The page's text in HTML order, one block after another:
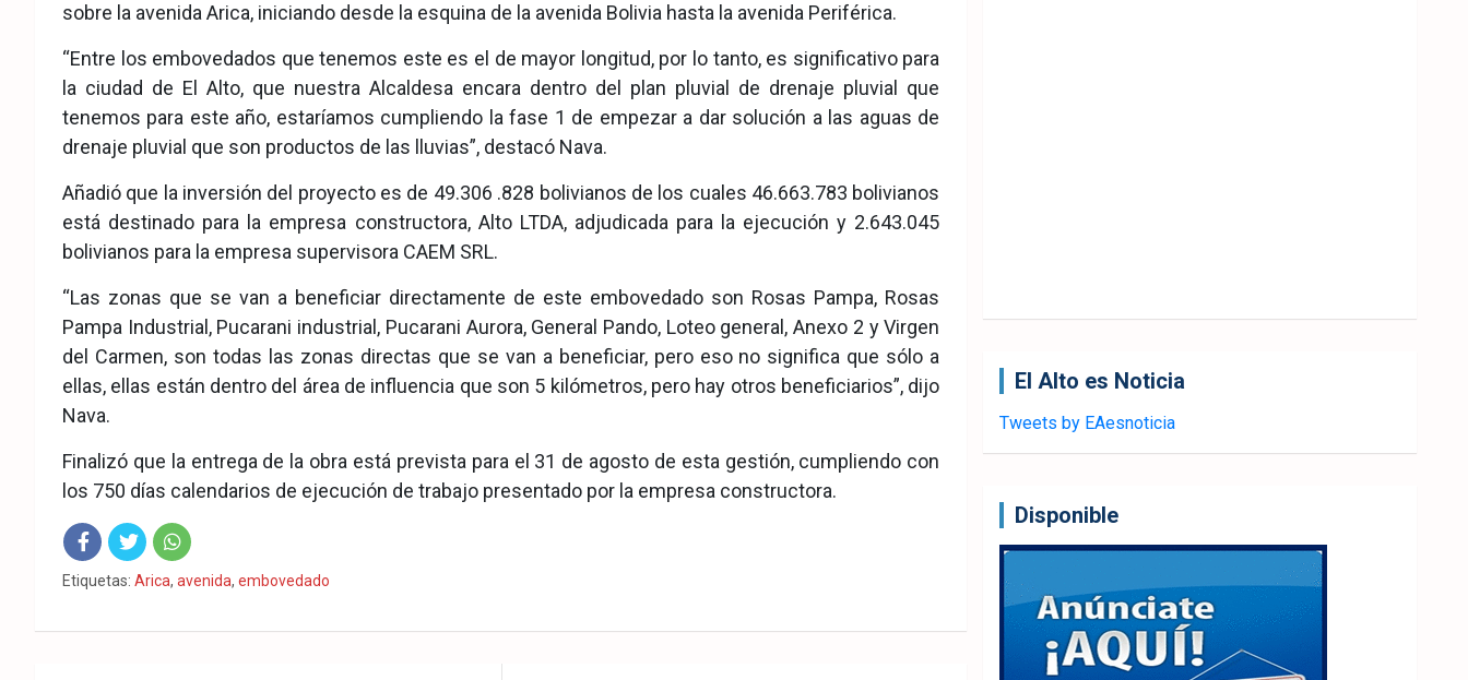
sobre la avenida Arica, iniciando desde la esquina de la avenida Bolivia hasta la avenida Periférica.
“Entre los embovedados que tenemos este es el de mayor longitud, por lo tanto, es significativo para
la ciudad de El Alto, que nuestra Alcaldesa encara dentro del plan pluvial de drenaje pluvial que
tenemos para este año, estaríamos cumpliendo la fase 1 de empezar a dar solución a las aguas de
drenaje pluvial que son productos de las lluvias”, destacó Nava.
Añadió que la inversión del proyecto es de 49.306 .828 bolivianos de los cuales 46.663.783 bolivianos
está destinado para la empresa constructora, Alto LTDA, adjudicada para la ejecución y 2.643.045
bolivianos para la empresa supervisora CAEM SRL.
“Las zonas que se van a beneficiar directamente de este embovedado son Rosas Pampa, Rosas
Pampa Industrial, Pucarani industrial, Pucarani Aurora, General Pando, Loteo general, Anexo 2 y Virgen
del Carmen, son todas las zonas directas que se van a beneficiar, pero eso no significa que sólo a
ellas, ellas están dentro del área de influencia que son 5 kilómetros, pero hay otros beneficiarios”, dijo
Nava.
Finalizó que la entrega de la obra está prevista para el 31 de agosto de esta gestión, cumpliendo con
los 750 días calendarios de ejecución de trabajo presentado por la empresa constructora.
Fac Twit Wha
Etiquetas: Arica, avenida, embovedado
El Alto es Noticia
Tweets by EAesnoticia
Disponible